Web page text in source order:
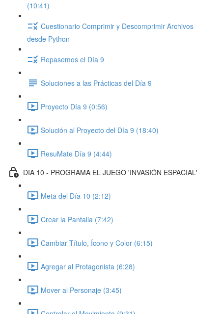
(10:41)
Cuestionario Comprimir y Descomprimir Archivos
desde Python
Repasemos el Día 9
Soluciones a las Prácticas del Día 9
Proyecto Día 9 (0:56)
Solución al Proyecto del Día 9 (18:40)
ResuMate Día 9 (4:44)
DIA 10 - PROGRAMA EL JUEGO 'INVASIÓN ESPACIAL'
Meta del Día 10 (2:12)
Crear la Pantalla (7:42)
Cambiar Título, Ícono y Color (6:15)
Agregar al Protagonista (6:28)
Mover al Personaje (3:45)